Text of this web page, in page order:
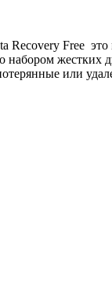
Free
набором
или